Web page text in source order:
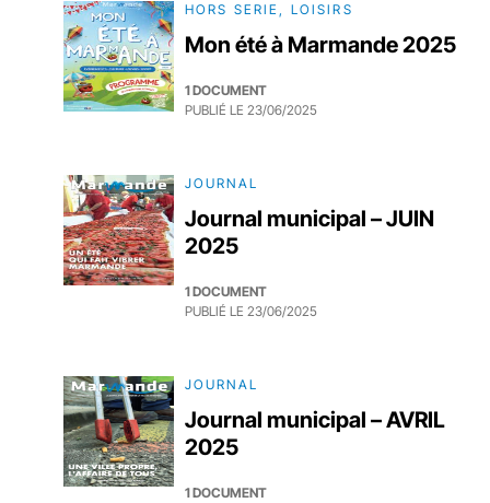
HORS SERIE, LOISIRS
Mon été à Marmande 2025
1 DOCUMENT
PUBLIÉ LE 23/06/2025
JOURNAL
Journal municipal – JUIN
2025
1 DOCUMENT
PUBLIÉ LE 23/06/2025
JOURNAL
Journal municipal – AVRIL
2025
1 DOCUMENT